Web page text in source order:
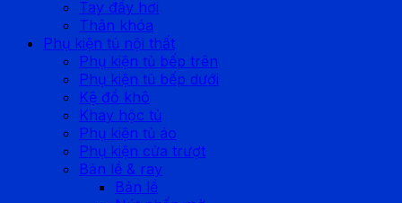
Tay đẩy hơi
Thân khóa
Phụ kiện tủ nội thất
Phụ kiện tủ bếp trên
Phụ kiện tủ bếp dưới
Kệ đồ khô
Khay hộc tủ
Phụ kiện tủ áo
Phụ kiện cửa trượt
Bản lề & ray
Bản lề